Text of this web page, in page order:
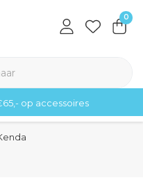
0
op accessoires